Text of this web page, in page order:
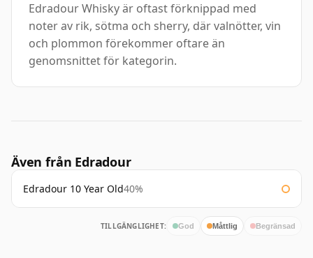
Edradour Whisky är oftast förknippad med
noter av rik, sötma och sherry, där valnötter, vin
och plommon förekommer oftare än
genomsnittet för kategorin.
Även från Edradour
Edradour 10 Year Old40%
TILLGÄNGLIGHET: God Måttlig Begränsad